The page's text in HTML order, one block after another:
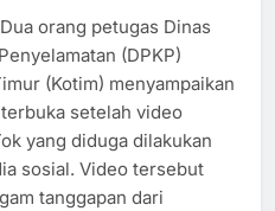
orang petugas Dinas
(DPKP)
(Kotim) menyampaikan
setelah video
yang diduga dilakukan
sosial. Video tersebut
tanggapan dari